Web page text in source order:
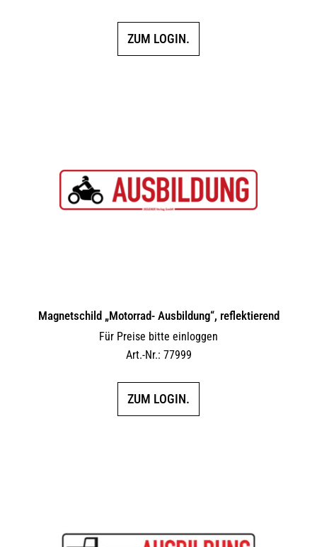
ZUM LOGIN.
Magnetschild „Motorrad- Ausbildung“, reflektierend
Für Preise bitte einloggen
Art.-Nr.: 77999
ZUM LOGIN.